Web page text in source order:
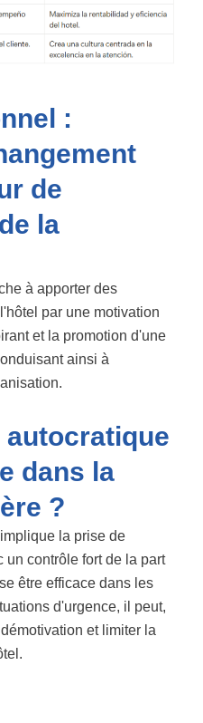
:
de
la
à apporter des
par une motivation
et la promotion d'une
ainsi à
autocratique
dans la
?
la prise de
contrôle fort de la part
être efficace dans les
d'urgence, il peut,
et limiter la